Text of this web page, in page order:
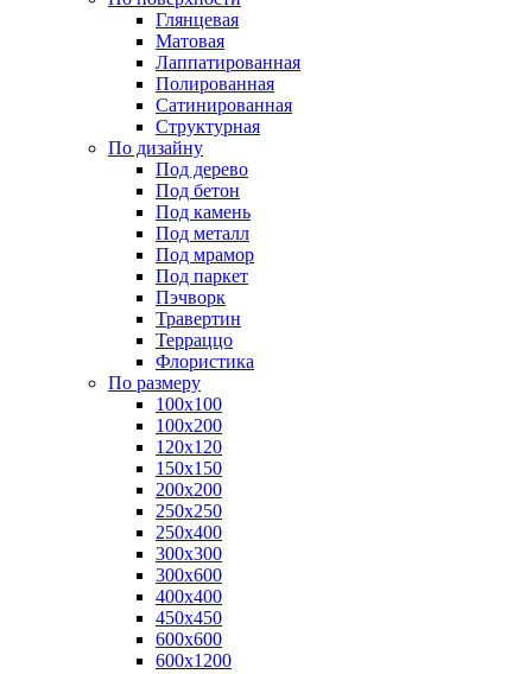
Глянцевая
Матовая
Лаппатированная
Полированная
Сатинированная
Структурная
По дизайну
Под дерево
Под бетон
Под камень
Под металл
Под мрамор
Под паркет
Пэчворк
Травертин
Терраццо
Флористика
По размеру
100х100
100х200
120х120
150х150
200х200
250х250
250х400
300х300
300х600
400х400
450х450
600х600
600х1200